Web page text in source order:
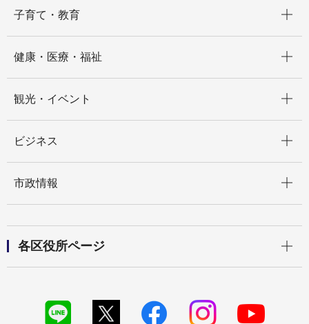
子育て・教育
健康・医療・福祉
観光・イベント
ビジネス
市政情報
各区役所ページ